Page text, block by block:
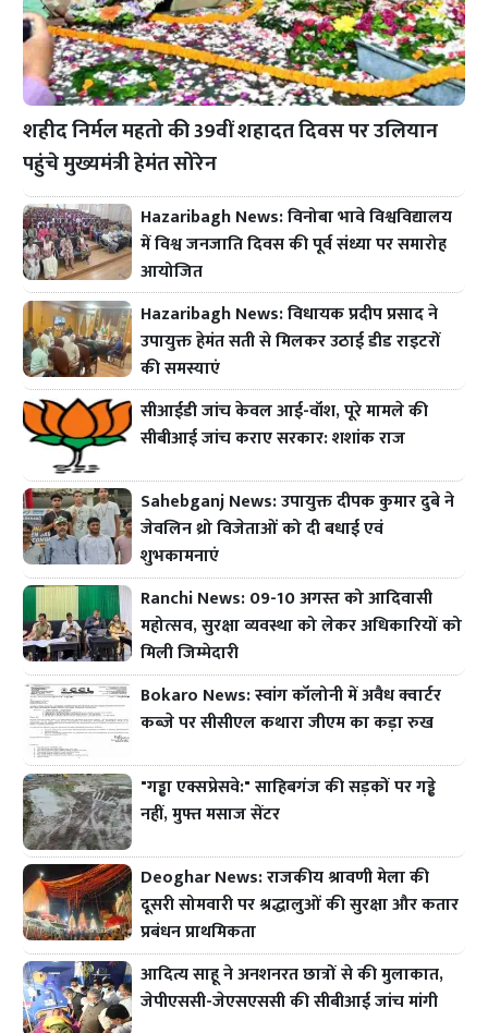
शहीद निर्मल महतो की 39वीं शहादत दिवस पर उलियान
पहुंचे मुख्यमंत्री हेमंत सोरेन
Hazaribagh News: विनोबा भावे विश्वविद्यालय
में विश्व जनजाति दिवस की पूर्व संध्या पर समारोह
आयोजित
Hazaribagh News: विधायक प्रदीप प्रसाद ने
उपायुक्त हेमंत सती से मिलकर उठाई डीड राइटरों
की समस्याएं
सीआईडी जांच केवल आई-वॉश, पूरे मामले की
सीबीआई जांच कराए सरकार: शशांक राज
Sahebganj News: उपायुक्त दीपक कुमार दुबे ने
जेवलिन थ्रो विजेताओं को दी बधाई एवं
शुभकामनाएं
Ranchi News: 09-10 अगस्त को आदिवासी
महोत्सव, सुरक्षा व्यवस्था को लेकर अधिकारियों को
मिली जिम्मेदारी
Bokaro News: स्वांग कॉलोनी में अवैध क्वार्टर
कब्जे पर सीसीएल कथारा जीएम का कड़ा रुख
"गड्ढा एक्सप्रेसवे:" साहिबगंज की सड़कों पर गड्ढे
नहीं, मुफ्त मसाज सेंटर
Deoghar News: राजकीय श्रावणी मेला की
दूसरी सोमवारी पर श्रद्धालुओं की सुरक्षा और कतार
प्रबंधन प्राथमिकता
आदित्य साहू ने अनशनरत छात्रों से की मुलाकात,
जेपीएससी-जेएसएससी की सीबीआई जांच मांगी